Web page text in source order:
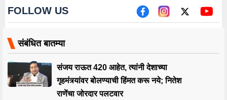
FOLLOW US
संबंधित बातम्या
संजय राऊत 420 आहेत, त्यांनी देशाच्या
गृहमंत्र्यांवर बोलण्याची हिंमत करू नये; नितेश
राणेंचा जोरदार पलटवार